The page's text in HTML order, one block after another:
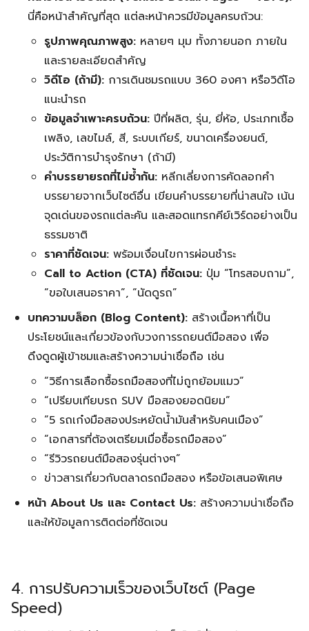
Search
for:
Search
นี่คือหน้าสำคัญที่สุด แต่ละหน้าควรมีข้อมูลครบถ้วน:
รูปภาพคุณภาพสูง: หลายๆ มุม ทั้งภายนอก ภายใน
และรายละเอียดสำคัญ
วิดีโอ (ถ้ามี): การเดินชมรถแบบ 360 องศา หรือวิดีโอ
แนะนำรถ
ข้อมูลจำเพาะครบถ้วน: ปีที่ผลิต, รุ่น, ยี่ห้อ, ประเภทเชื้อ
เพลิง, เลขไมล์, สี, ระบบเกียร์, ขนาดเครื่องยนต์,
ประวัติการบำรุงรักษา (ถ้ามี)
คำบรรยายรถที่ไม่ซ้ำกัน: หลีกเลี่ยงการคัดลอกคำ
บรรยายจากเว็บไซต์อื่น เขียนคำบรรยายที่น่าสนใจ เน้น
จุดเด่นของรถแต่ละคัน และสอดแทรกคีย์เวิร์ดอย่างเป็น
ธรรมชาติ
ราคาที่ชัดเจน: พร้อมเงื่อนไขการผ่อนชำระ
Call to Action (CTA) ที่ชัดเจน: ปุ่ม “โทรสอบถาม”,
“ขอใบเสนอราคา”, “นัดดูรถ”
บทความบล็อก (Blog Content): สร้างเนื้อหาที่เป็น
ประโยชน์และเกี่ยวข้องกับวงการรถยนต์มือสอง เพื่อ
ดึงดูดผู้เข้าชมและสร้างความน่าเชื่อถือ เช่น
“วิธีการเลือกซื้อรถมือสองที่ไม่ถูกย้อมแมว”
“เปรียบเทียบรถ SUV มือสองยอดนิยม”
“5 รถเก๋งมือสองประหยัดน้ำมันสำหรับคนเมือง”
“เอกสารที่ต้องเตรียมเมื่อซื้อรถมือสอง”
“รีวิวรถยนต์มือสองรุ่นต่างๆ”
ข่าวสารเกี่ยวกับตลาดรถมือสอง หรือข้อเสนอพิเศษ
หน้า About Us และ Contact Us: สร้างความน่าเชื่อถือ
และให้ข้อมูลการติดต่อที่ชัดเจน
4. การปรับความเร็วของเว็บไซต์ (Page
Speed)